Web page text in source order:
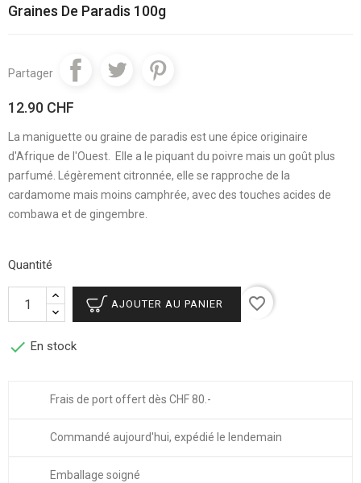
Graines De Paradis 100g
Partager
12.90 CHF
La maniguette ou graine de paradis est une épice originaire
d'Afrique de l'Ouest. Elle a le piquant du poivre mais un goût plus
parfumé. Légèrement citronnée, elle se rapproche de la
cardamome mais moins camphrée, avec des touches acides de
combawa et de gingembre.
Quantité
AJOUTER AU PANIER favorite_border
 En stock
Frais de port offert dès CHF 80.-
Commandé aujourd'hui, expédié le lendemain
Emballage soigné